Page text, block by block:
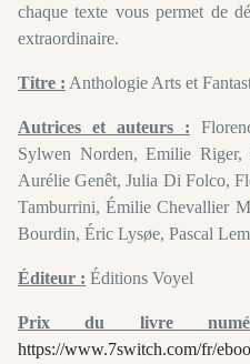
chaque texte vous permet de
extraordinaire.
Titre : Anthologie Arts et
Autrices et auteurs :
Sylwen Norden, Emilie
Aurélie Genêt, Julia Di Folco,
Tamburrini, Émilie Chevallier
Bourdin, Éric Lysøe, Pascal
Éditeur : Éditions Voyel
Prix du livre
https://www.7switch.com/fr/